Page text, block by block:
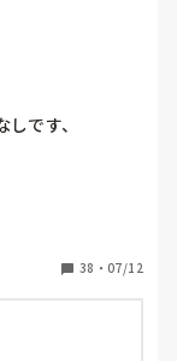
」と…
そこにあるだ
ます。
な境遇でいわゆ
め腐った発言録
です、
38 ・ 07/12